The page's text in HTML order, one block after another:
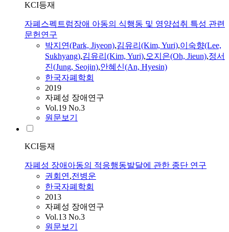
KCI등재
자폐스펙트럼장애 아동의 식행동 및 영양섭취 특성 관련
문헌연구
박지연(Park, Jiyeon),김유리(Kim, Yuri),이숙향(Lee,
Sukhyang),김유리(Kim, Yuri),오지은(Oh, Jieun),정서
진(Jung, Seojin),안혜신(An, Hyesin)
한국자폐학회
2019
자폐성 장애연구
Vol.19 No.3
원문보기
KCI등재
자폐성 장애아동의 적응행동발달에 관한 종단 연구
권회연,전병운
한국자폐학회
2013
자폐성 장애연구
Vol.13 No.3
원문보기